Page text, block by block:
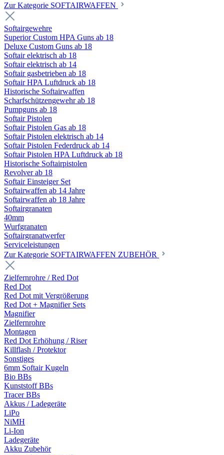
Zur Kategorie SOFTAIRWAFFEN
Softairgewehre
Superior Custom HPA Guns ab 18
Deluxe Custom Guns ab 18
Softair elektrisch ab 18
Softair elektrisch ab 14
Softair gasbetrieben ab 18
Softair HPA Luftdruck ab 18
Historische Softairwaffen
Scharfschützengewehr ab 18
Pumpguns ab 18
Softair Pistolen
Softair Pistolen Gas ab 18
Softair Pistolen elektrisch ab 14
Softair Pistolen Federdruck ab 14
Softair Pistolen HPA Luftdruck ab 18
Historische Softairpistolen
Revolver ab 18
Softair Einsteiger Set
Softairwaffen ab 14 Jahre
Softairwaffen ab 18 Jahre
Softairgranaten
40mm
Wurfgranaten
Softairgranatwerfer
Serviceleistungen
Zur Kategorie SOFTAIRWAFFEN ZUBEHÖR
Zielfernrohre / Red Dot
Red Dot
Red Dot mit Vergrößerung
Red Dot + Magnifier Sets
Magnifier
Zielfernrohre
Montagen
Red Dot Erhöhung / Riser
Killflash / Protektor
Sonstiges
6mm Softair Kugeln
Bio BBs
Kunststoff BBs
Tracer BBs
Akkus / Ladegeräte
LiPo
NiMH
Li-Ion
Ladegeräte
Akku Zubehör